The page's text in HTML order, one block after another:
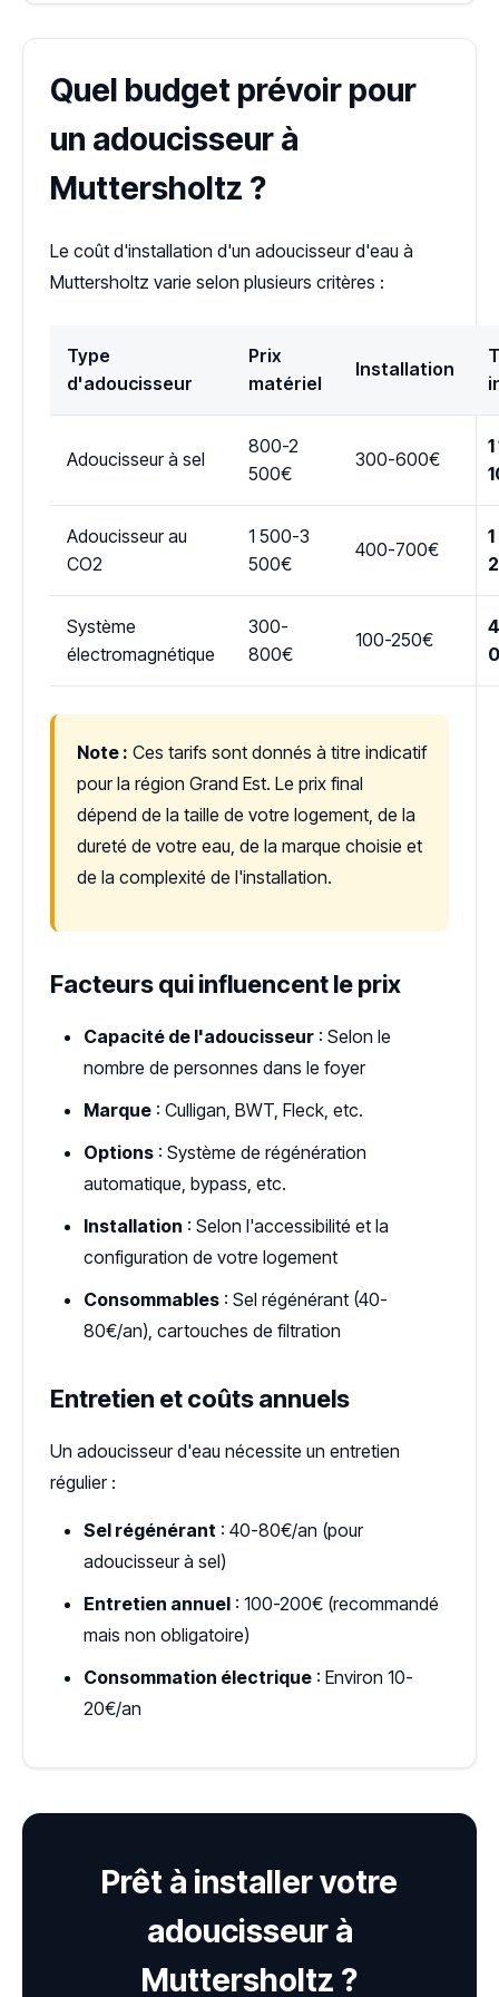
Quel budget prévoir pour
un adoucisseur à
Muttersholtz ?
Le coût d'installation d'un adoucisseur d'eau à
Muttersholtz varie selon plusieurs critères :
Type
d'adoucisseur
Prix
matériel
Installation
Adoucisseur à sel
800-2
500€
300-600€
Adoucisseur au
CO2
1 500-3
500€
400-700€
Système
électromagnétique
300-
800€
100-250€
Note : Ces tarifs sont donnés à titre indicatif
pour la région Grand Est. Le prix final
dépend de la taille de votre logement, de la
dureté de votre eau, de la marque choisie et
de la complexité de l'installation.
Facteurs qui influencent le prix
Capacité de l'adoucisseur : Selon le
nombre de personnes dans le foyer
Marque : Culligan, BWT, Fleck, etc.
Options : Système de régénération
automatique, bypass, etc.
Installation : Selon l'accessibilité et la
configuration de votre logement
Consommables : Sel régénérant (40-
80€/an), cartouches de filtration
Entretien et coûts annuels
Un adoucisseur d'eau nécessite un entretien
régulier :
Sel régénérant : 40-80€/an (pour
adoucisseur à sel)
Entretien annuel : 100-200€ (recommandé
mais non obligatoire)
Consommation électrique : Environ 10-
20€/an
Prêt à installer votre
adoucisseur à
Muttersholtz ?